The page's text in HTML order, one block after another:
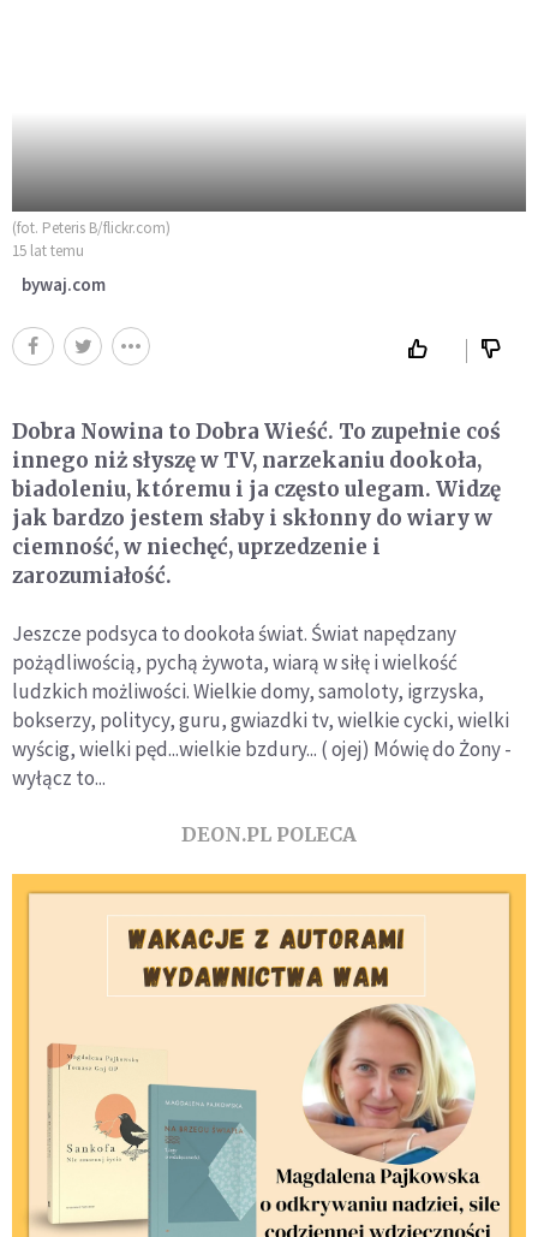
(fot. Peteris B/flickr.com)
15 lat temu
bywaj.com
Dobra Nowina to Dobra Wieść. To zupełnie coś
innego niż słyszę w TV, narzekaniu dookoła,
biadoleniu, któremu i ja często ulegam. Widzę
jak bardzo jestem słaby i skłonny do wiary w
ciemność, w niechęć, uprzedzenie i
zarozumiałość.
Jeszcze podsyca to dookoła świat. Świat napędzany
pożądliwością, pychą żywota, wiarą w siłę i wielkość
ludzkich możliwości. Wielkie domy, samoloty, igrzyska,
bokserzy, politycy, guru, gwiazdki tv, wielkie cycki, wielki
wyścig, wielki pęd...wielkie bzdury... ( ojej) Mówię do Żony -
wyłącz to...
DEON.PL POLECA